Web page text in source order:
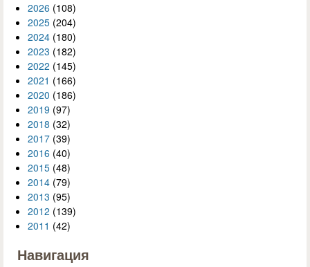
2026 (108)
2025 (204)
2024 (180)
2023 (182)
2022 (145)
2021 (166)
2020 (186)
2019 (97)
2018 (32)
2017 (39)
2016 (40)
2015 (48)
2014 (79)
2013 (95)
2012 (139)
2011 (42)
Навигация